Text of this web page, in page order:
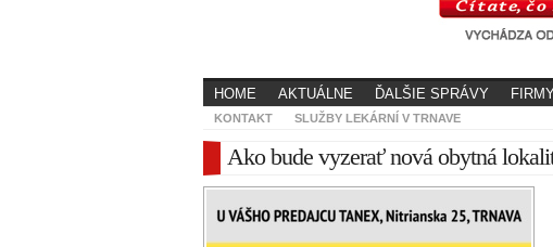
HOME AKTUÁLNE ĎALŠIE SPRÁVY
KONTAKT SLUŽBY LEKÁRNÍ V TRNAVE
Ako bude vyzerať nová obytná